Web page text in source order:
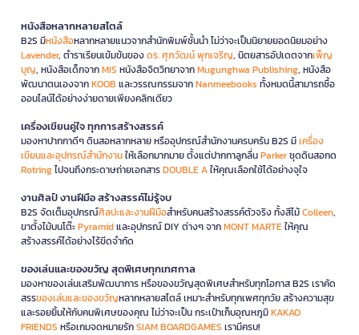
หนังสือหลากหลายสไตล์
B2S มีหนังสือหลากหลายแนวจากสำนักพิมพ์ชั้นนำ ไม่ว่าจะเป็นนิยายยอดนิยมอย่าง
Lavender, ตำราเรียนเข้มข้นของดร. ศุภวัฒน์ พุกเจริญ, นิตยสารอัปเดตจากเพ็ญ
บุญ, หนังสือเด็กจากMIS หนังสือจิตวิทยาจากMugunghwa Publishing, หนังสือ
พัฒนาตนเองจากKOOB และวรรณกรรมจากNanmeebooks ทั้งหมดนี้สามารถซื้อ
ออนไลน์ได้อย่างง่ายดายเพียงคลิกเดียว
เครื่องเขียนคู่ใจ ทุกการสร้างสรรค์
มองหาปากกาดีๆ ดินสอหลากหลาย หรืออุปกรณ์สำนักงานครบครัน B2S มีเครื่อง
เขียนและอุปกรณ์สำนักงานให้เลือกมากมาย ตั้งแต่ปากกาลูกลื่นParkerชุดดินสอกด
Rotringไปจนถึงกระดาษถ่ายเอกสารDOUBLE Aให้คุณเลือกใช้ได้อย่างจุใจ
งานศิลป์ งานฝีมือ สร้างสรรค์ไม่รู้จบ
B2S จัดเต็มอุปกรณ์ศิลปะและงานฝีมือสำหรับคนสร้างสรรค์ตัวจริง ทั้งสีไม้Colleen,
ขาตั้งไม้บนโต๊ะPyramidและอุปกรณ์ DIY ต่างๆ จากMONT MARTEให้คุณ
สร้างสรรค์ได้อย่างไร้ขีดจำกัด
ของเล่นและของขวัญ สุดพิเศษทุกเทศกาล
มองหาของเล่นเสริมพัฒนาการ หรือของขวัญสุดพิเศษสำหรับทุกโอกาส B2S เราคัด
สรรของเล่นและของขวัญหลากหลายสไตล์ เหมาะสำหรับทุกเพศทุกวัย สร้างความสุข
และรอยยิ้มให้กับคนพิเศษของคุณ ไม่ว่าจะเป็น กระเป๋าเก็บอุณหภูมิKAKAO
FRIENDS หรือเกมจดหมายรักSIAM BOARDGAMES เรามีครบ!